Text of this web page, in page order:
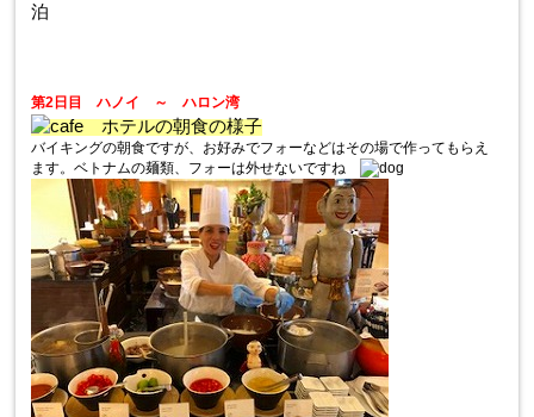
泊
第2日目 ハノイ ～ ハロン湾
ホテルの朝食の様子
バイキングの朝食ですが、お好みでフォーなどはその場で作ってもらえ
ます。ベトナムの麺類、フォーは外せないですね